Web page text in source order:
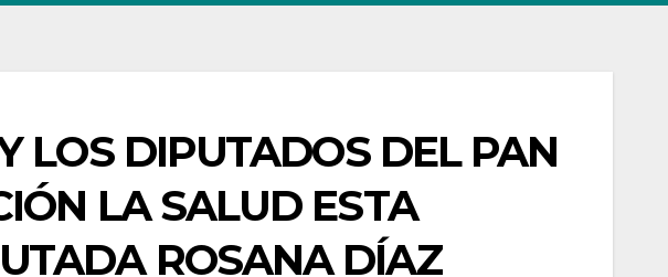
LOS DIPUTADOS DEL PAN
LA SALUD ESTA
ROSANA DÍAZ